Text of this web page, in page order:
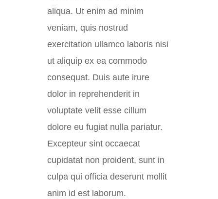
aliqua. Ut enim ad minim
veniam, quis nostrud
exercitation ullamco laboris nisi
ut aliquip ex ea commodo
consequat. Duis aute irure
dolor in reprehenderit in
voluptate velit esse cillum
dolore eu fugiat nulla pariatur.
Excepteur sint occaecat
cupidatat non proident, sunt in
culpa qui officia deserunt mollit
anim id est laborum.